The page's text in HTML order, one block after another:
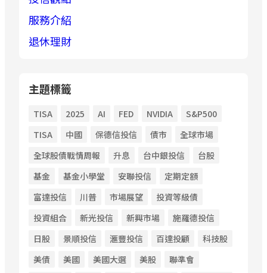
服務介紹
退休理財
主題標籤
TISA 2025 AI FED NVIDIA
S&P500
TISA
中國 保德信投信 債市
全球市場
全球股債戰情周報
升息 台中銀投信
台股
基金
基金小學堂 安聯投信
定期定額
富達投信
川普 市場展望
投資等級債
投資組合
新光投信 新興市場
施羅德投信
日股
景順投信 滙豐投信 百達投顧
科技股
美債
美國 美國大選 美股
聯準會